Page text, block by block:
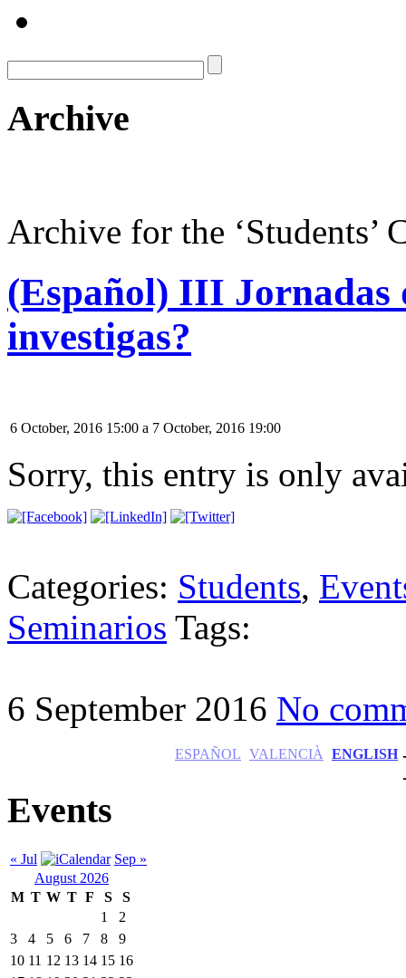
Archive
Archive for the ‘Students’
(Español) III Jornadas
investigas?
6 October, 2016 15:00 a 7 October, 2016 19:00
Sorry, this entry is only
Categories: Students,
Seminarios Tags:
6 September 2016 No
ESPAÑOL VALENCIÀ ENGLISH
Events
« Jul
Sep »
August 2026
M T W T F S
S
1
2
3
4 5 6 7 8
9
10 11 12 13 14 15 16